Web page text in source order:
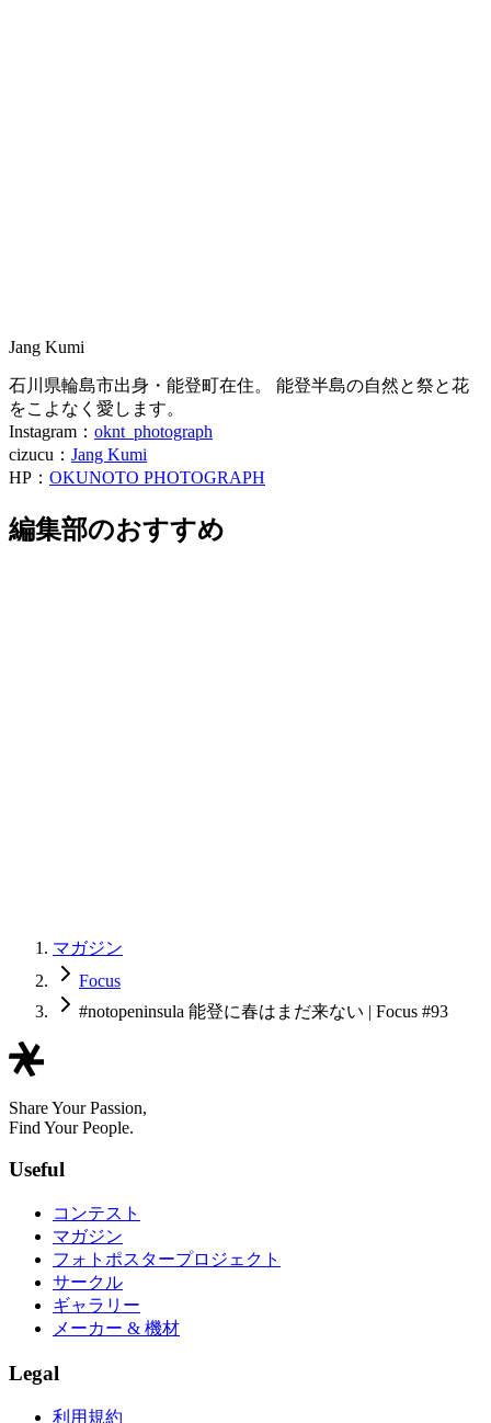
Jang Kumi
石川県輪島市出身・能登町在住。 能登半島の自然と祭と花
をこよなく愛します。
Instagram： oknt_photograph
cizucu： Jang Kumi
HP： OKUNOTO PHOTOGRAPH
編集部のおすすめ
マガジン
Focus
#notopeninsula 能登に春はまだ来ない | Focus #93
Share Your Passion,
Find Your People.
Useful
コンテスト
マガジン
フォトポスタープロジェクト
サークル
ギャラリー
メーカー & 機材
Legal
利用規約